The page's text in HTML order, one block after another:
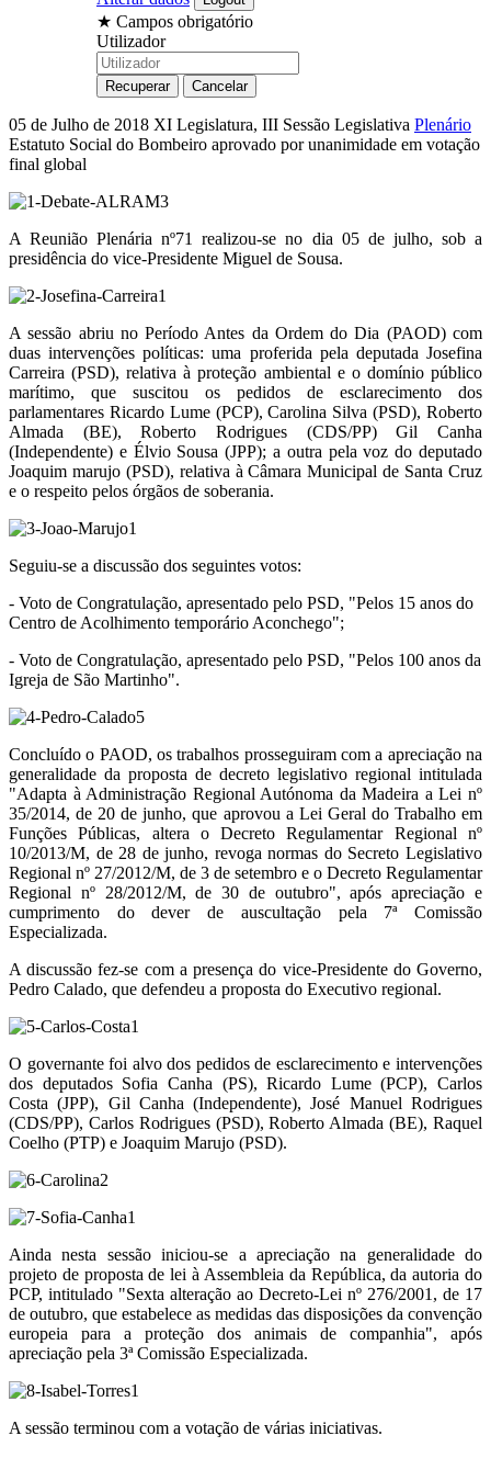
★ Campos obrigatório
Utilizador
05 de Julho de 2018 XI Legislatura, III Sessão Legislativa Plenário
Estatuto Social do Bombeiro aprovado por unanimidade em votação
final global
A Reunião Plenária nº71 realizou-se no dia 05 de julho, sob a
presidência do vice-Presidente Miguel de Sousa.
A sessão abriu no Período Antes da Ordem do Dia (PAOD) com
duas intervenções políticas: uma proferida pela deputada Josefina
Carreira (PSD), relativa à proteção ambiental e o domínio público
marítimo, que suscitou os pedidos de esclarecimento dos
parlamentares Ricardo Lume (PCP), Carolina Silva (PSD), Roberto
Almada (BE), Roberto Rodrigues (CDS/PP) Gil Canha
(Independente) e Élvio Sousa (JPP); a outra pela voz do deputado
Joaquim marujo (PSD), relativa à Câmara Municipal de Santa Cruz
e o respeito pelos órgãos de soberania.
Seguiu-se a discussão dos seguintes votos:
- Voto de Congratulação, apresentado pelo PSD, "Pelos 15 anos do
Centro de Acolhimento temporário Aconchego";
- Voto de Congratulação, apresentado pelo PSD, "Pelos 100 anos da
Igreja de São Martinho".
Concluído o PAOD, os trabalhos prosseguiram com a apreciação na
generalidade da proposta de decreto legislativo regional intitulada
"Adapta à Administração Regional Autónoma da Madeira a Lei nº
35/2014, de 20 de junho, que aprovou a Lei Geral do Trabalho em
Funções Públicas, altera o Decreto Regulamentar Regional nº
10/2013/M, de 28 de junho, revoga normas do Secreto Legislativo
Regional nº 27/2012/M, de 3 de setembro e o Decreto Regulamentar
Regional nº 28/2012/M, de 30 de outubro", após apreciação e
cumprimento do dever de auscultação pela 7ª Comissão
Especializada.
A discussão fez-se com a presença do vice-Presidente do Governo,
Pedro Calado, que defendeu a proposta do Executivo regional.
O governante foi alvo dos pedidos de esclarecimento e intervenções
dos deputados Sofia Canha (PS), Ricardo Lume (PCP), Carlos
Costa (JPP), Gil Canha (Independente), José Manuel Rodrigues
(CDS/PP), Carlos Rodrigues (PSD), Roberto Almada (BE), Raquel
Coelho (PTP) e Joaquim Marujo (PSD).
Ainda nesta sessão iniciou-se a apreciação na generalidade do
projeto de proposta de lei à Assembleia da República, da autoria do
PCP, intitulado "Sexta alteração ao Decreto-Lei nº 276/2001, de 17
de outubro, que estabelece as medidas das disposições da convenção
europeia para a proteção dos animais de companhia", após
apreciação pela 3ª Comissão Especializada.
A sessão terminou com a votação de várias iniciativas.